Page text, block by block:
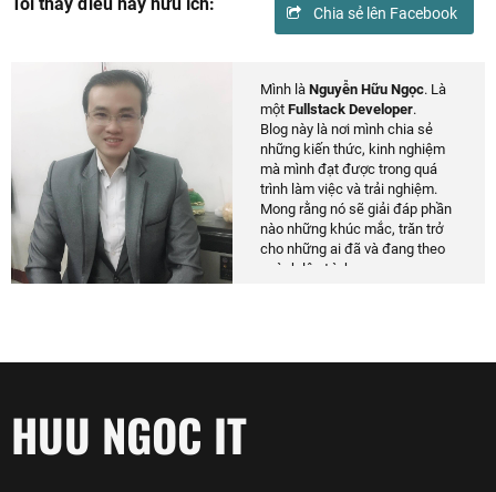
Chia sẻ lên Facebook
Mình là Nguyễn Hữu Ngọc. Là
một Fullstack Developer.
Blog này là nơi mình chia sẻ
những kiến thức, kinh nghiệm
mà mình đạt được trong quá
trình làm việc và trải nghiệm.
Mong rằng nó sẽ giải đáp phần
nào những khúc mắc, trăn trở
cho những ai đã và đang theo
ngành lập trình.
HUU NGOC IT